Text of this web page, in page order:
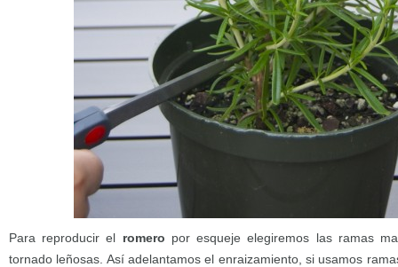
Para reproducir el romero por esqueje elegiremos las ramas
tornado leñosas. Así adelantamos el enraizamiento, si usamos